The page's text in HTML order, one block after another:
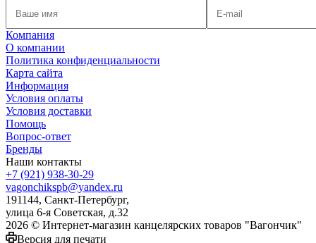
Компания
О компании
Политика конфиденциальности
Карта сайта
Информация
Условия оплаты
Условия доставки
Помощь
Вопрос-ответ
Бренды
Наши контакты
+7 (921) 938-30-29
vagonchikspb@yandex.ru
191144, Санкт-Петербург,
улица 6-я Советская, д.32
2026 © Интернет-магазин канцелярских товаров "Вагончик"
Версия для печати